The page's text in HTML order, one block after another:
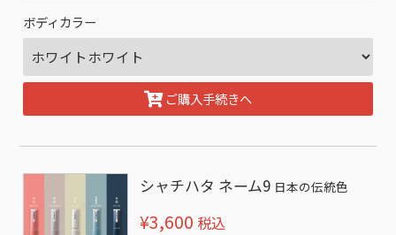
ボディカラー
ご購入手続きへ
シャチハタ ネーム9 日本の伝統色
¥3,600 税込